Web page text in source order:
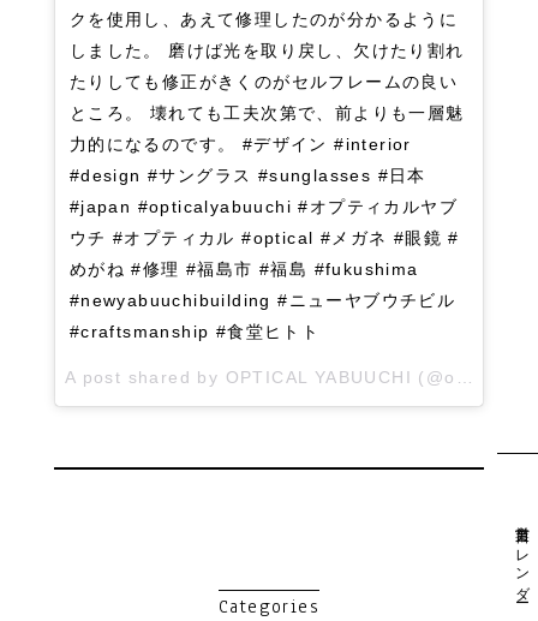
クを使用し、あえて修理したのが分かるように
しました。 磨けば光を取り戻し、欠けたり割れ
たりしても修正がきくのがセルフレームの良い
ところ。 壊れても工夫次第で、前よりも一層魅
力的になるのです。 #デザイン #interior
#design #サングラス #sunglasses #日本
#japan #opticalyabuuchi #オプティカルヤブ
ウチ #オプティカル #optical #メガネ #眼鏡 #
めがね #修理 #福島市 #福島 #fukushima
#newyabuuchibuilding #ニューヤブウチビル
#craftsmanship #食堂ヒトト
A post shared by OPTICAL YABUUCHI (@opticalyabuuchi) on
Categories
営業日カレンダー